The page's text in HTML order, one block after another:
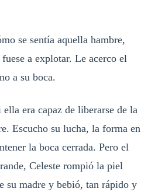
se sentía aquella hambre,
a explotar. Le acerco el
a su boca.
era capaz de liberarse de la
Escucho su lucha, la forma en
la boca cerrada. Pero el
Celeste rompió la piel
su madre y bebió, tan rápido y